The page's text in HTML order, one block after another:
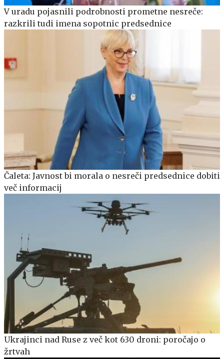
V uradu pojasnili podrobnosti prometne nesreče:
razkrili tudi imena sopotnic predsednice
Čaleta: Javnost bi morala o nesreči predsednice dobiti
več informacij
Ukrajinci nad Ruse z več kot 630 droni: poročajo o
žrtvah